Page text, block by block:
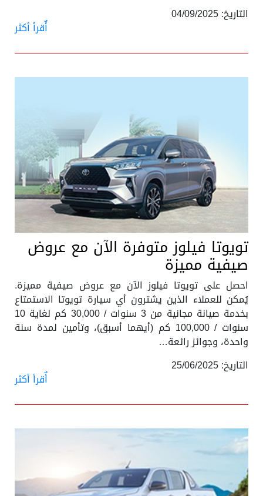
التاريخ: 04/09/2025
أٌقرأ أكثر
تويوتا فيلوز متوفرة الآن مع عروض
صيفية مميزة
احصل على تويوتا فيلوز الآن مع عروض صيفية مميزة.
يُمكن للعملاء الذين يشترون أي سيارة تويوتا الاستمتاع
بخدمة صيانة مجانية من 3 سنوات / 30,000 كم لغاية 10
سنوات / 100,000 كم (أيهما أسبق)، وتأمين لمدة سنة
واحدة، وجوائز رائعة…
التاريخ: 25/06/2025
أٌقرأ أكثر